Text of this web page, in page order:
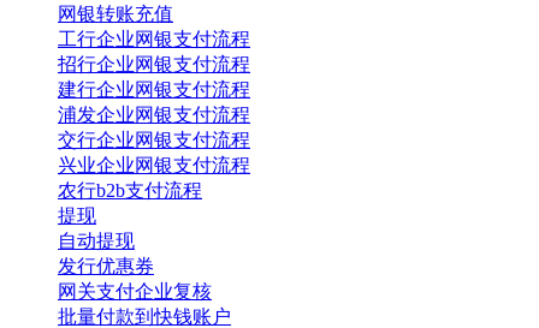
网银转账充值
工行企业网银支付流程
招行企业网银支付流程
建行企业网银支付流程
浦发企业网银支付流程
交行企业网银支付流程
兴业企业网银支付流程
农行b2b支付流程
提现
自动提现
发行优惠券
网关支付企业复核
批量付款到快钱账户